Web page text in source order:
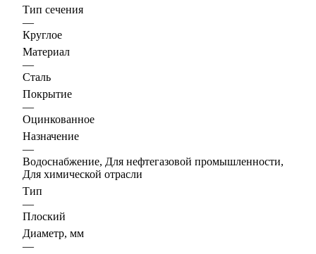
Тип сечения
—
Круглое
Материал
—
Сталь
Покрытие
—
Оцинкованное
Назначение
—
Водоснабжение, Для нефтегазовой промышленности,
Для химической отрасли
Тип
—
Плоский
Диаметр, мм
—